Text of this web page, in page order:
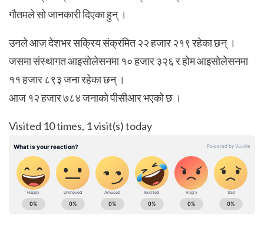
गौतमले सो जानकारी दिएका हुन् ।
उनले आज देशभर सक्रिय संक्रमित २२ हजार २१९ रहेका छन् ।
जसमा संस्थागत आइसोलेसनमा १० हजार ३२६ र होम आइसोलेसनमा
११ हजार ८९३ जना रहेका छन् ।
आज १२ हजार ७८४ जनाको पीसीआर भएको छ ।
Visited 10 times, 1 visit(s) today